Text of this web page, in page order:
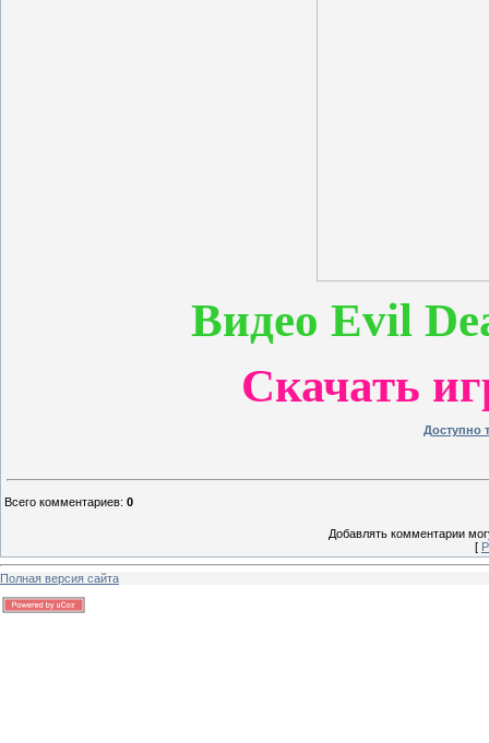
Видео Evil
Скачать
Доступно
Всего комментариев: 0
Добавлять комментарии
[
Полная версия сайта